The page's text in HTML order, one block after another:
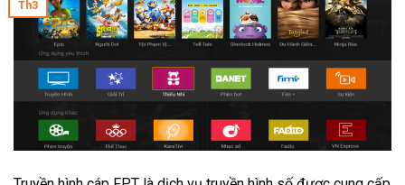
Th3